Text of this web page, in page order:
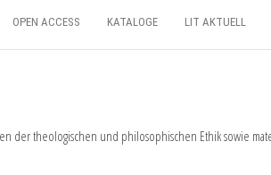
OPEN ACCESS KATALOGE LIT AKTUELL
der theologischen und philosophischen Ethik sowie